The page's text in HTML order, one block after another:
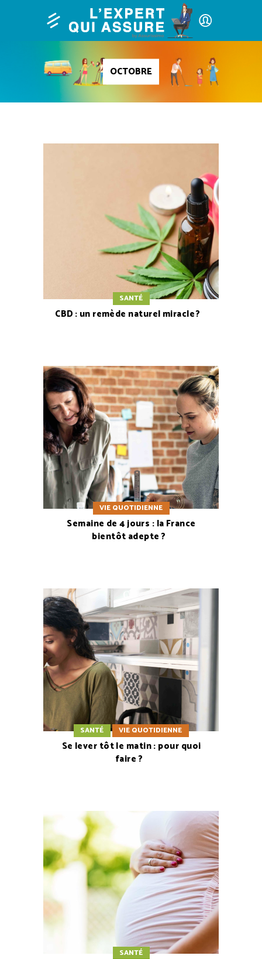
OCTOBRE
SANTÉ
CBD : un remède naturel miracle ?
VIE QUOTIDIENNE
Semaine de 4 jours : la France
bientôt adepte ?
SANTÉ VIE QUOTIDIENNE
Se lever tôt le matin : pour quoi
faire ?
SANTÉ